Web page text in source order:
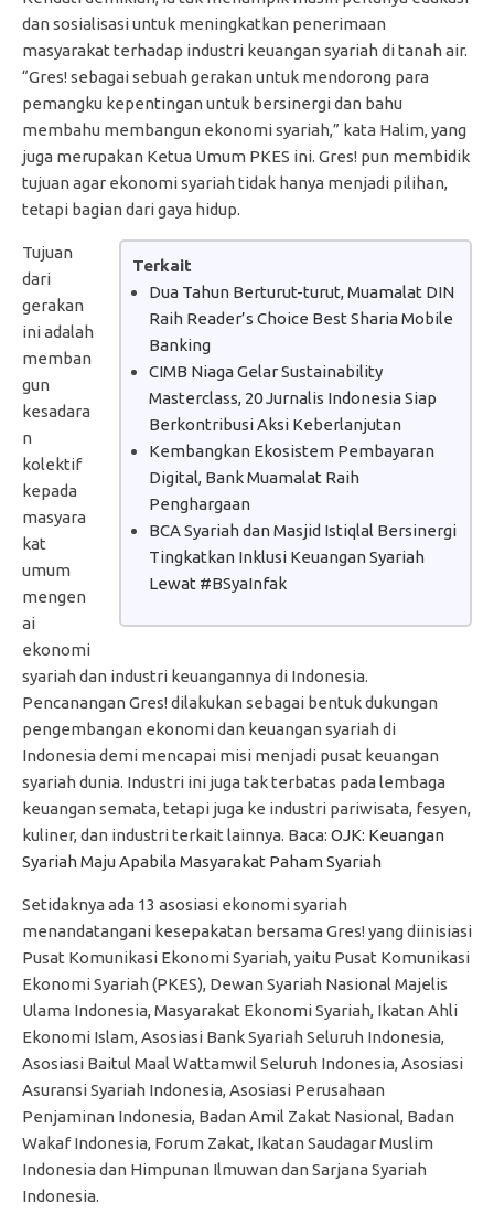
dan sosialisasi untuk meningkatkan penerimaan
masyarakat terhadap industri keuangan syariah di tanah air.
“Gres! sebagai sebuah gerakan untuk mendorong para
pemangku kepentingan untuk bersinergi dan bahu
membahu membangun ekonomi syariah,” kata Halim, yang
juga merupakan Ketua Umum PKES ini. Gres! pun membidik
tujuan agar ekonomi syariah tidak hanya menjadi pilihan,
tetapi bagian dari gaya hidup.
Terkait
Dua Tahun Berturut-turut, Muamalat DIN
Raih Reader’s Choice Best Sharia Mobile
Banking
CIMB Niaga Gelar Sustainability
Masterclass, 20 Jurnalis Indonesia Siap
Berkontribusi Aksi Keberlanjutan
Kembangkan Ekosistem Pembayaran
Digital, Bank Muamalat Raih
Penghargaan
BCA Syariah dan Masjid Istiqlal Bersinergi
Tingkatkan Inklusi Keuangan Syariah
Lewat #BSyaInfak
Tujuan
dari
gerakan
ini adalah
memban
gun
kesadara
n
kolektif
kepada
masyara
kat
umum
mengen
ai
ekonomi
syariah dan industri keuangannya di Indonesia.
Pencanangan Gres! dilakukan sebagai bentuk dukungan
pengembangan ekonomi dan keuangan syariah di
Indonesia demi mencapai misi menjadi pusat keuangan
syariah dunia. Industri ini juga tak terbatas pada lembaga
keuangan semata, tetapi juga ke industri pariwisata, fesyen,
kuliner, dan industri terkait lainnya. Baca: OJK: Keuangan
Syariah Maju Apabila Masyarakat Paham Syariah
Setidaknya ada 13 asosiasi ekonomi syariah
menandatangani kesepakatan bersama Gres! yang diinisiasi
Pusat Komunikasi Ekonomi Syariah, yaitu Pusat Komunikasi
Ekonomi Syariah (PKES), Dewan Syariah Nasional Majelis
Ulama Indonesia, Masyarakat Ekonomi Syariah, Ikatan Ahli
Ekonomi Islam, Asosiasi Bank Syariah Seluruh Indonesia,
Asosiasi Baitul Maal Wattamwil Seluruh Indonesia, Asosiasi
Asuransi Syariah Indonesia, Asosiasi Perusahaan
Penjaminan Indonesia, Badan Amil Zakat Nasional, Badan
Wakaf Indonesia, Forum Zakat, Ikatan Saudagar Muslim
Indonesia dan Himpunan Ilmuwan dan Sarjana Syariah
Indonesia.